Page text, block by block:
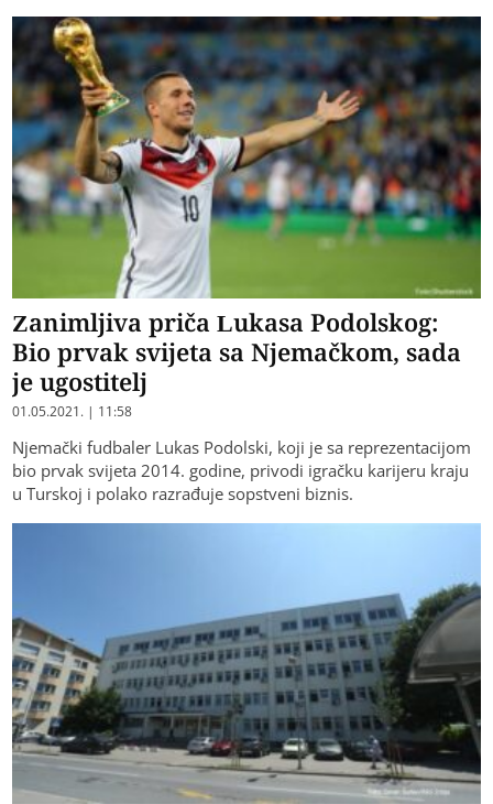
Zanimljiva priča Lukasa Podolskog:
Bio prvak svijeta sa Njemačkom, sada
je ugostitelj
01.05.2021. | 11:58
Njemački fudbaler Lukas Podolski, koji je sa reprezentacijom
bio prvak svijeta 2014. godine, privodi igračku karijeru kraju
u Turskoj i polako razrađuje sopstveni biznis.